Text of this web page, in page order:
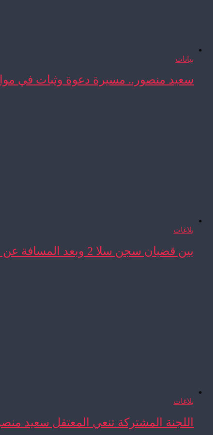
بيانات
سعيد منصور.. مسيرة دعوة وثبات في
بلاغات
بين قضبان سجن سلا 2 وبعد المسافة عن ...
بلاغات
اللجنة المشتركة تنعي المعتقل سعيد